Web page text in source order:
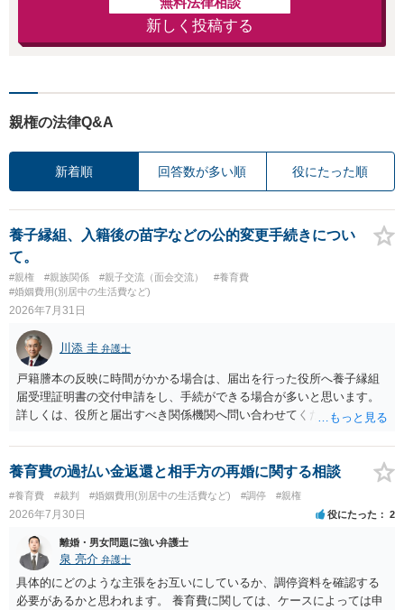
新しく投稿する
親権の法律Q&A
新着順 回答数が多い順 役にたった順
養子縁組、入籍後の苗字などの公的変更手続きについ
て。
#親権 #親族関係 #親子交流（面会交流）
#養育費
#婚姻費用(別居中の生活費など)
2026年7月31日
川添 圭 弁護士
戸籍謄本の反映に時間がかかる場合は、届出を行った役所へ養子縁組
届受理証明書の交付申請をし、手続ができる場合が多いと思います。
詳しくは、役所と届出すべき関係機関へ問い合わせてください。
養育費の過払い金返還と相手方の再婚に関する相談
#養育費 #裁判 #婚姻費用(別居中の生活費など) #調停 #親権
2026年7月30日 役にたった 2
離婚・男女問題に強い弁護士
泉 亮介 弁護士
具体的にどのような主張をお互いにしているか、調停資料を確認する
必要があるかと思われます。 養育費に関しては、ケースによっては申